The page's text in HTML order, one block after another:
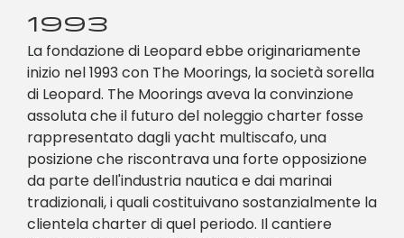
1993
La fondazione di Leopard ebbe originariamente
inizio nel 1993 con The Moorings, la società sorella
di Leopard. The Moorings aveva la convinzione
assoluta che il futuro del noleggio charter fosse
rappresentato dagli yacht multiscafo, una
posizione che riscontrava una forte opposizione
da parte dell'industria nautica e dai marinai
tradizionali, i quali costituivano sostanzialmente la
clientela charter di quel periodo. Il cantiere